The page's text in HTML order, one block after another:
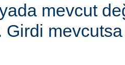
mevcut
Girdi